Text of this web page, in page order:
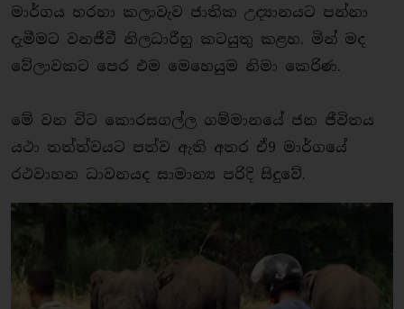
මාර්ගය හරහා කලාවැව ජාතික උද්‍යානයට පන්නා
දැමීමට වනජීවී නිලධාරීහු කටයුතු කළහ. මින් මද
වේලාවකට පෙර එම මෙහෙයුම නිමා කෙරිණ.
මේ වන විට කොරසගල්ල ගම්මානයේ ජන ජීවිතය
යථා තත්ත්වයට පත්ව ඇති අතර ඒ9 මාර්ගයේ
රථවාහන ධාවනයද සාමාන්‍ය පරිදි සිදුවේ.